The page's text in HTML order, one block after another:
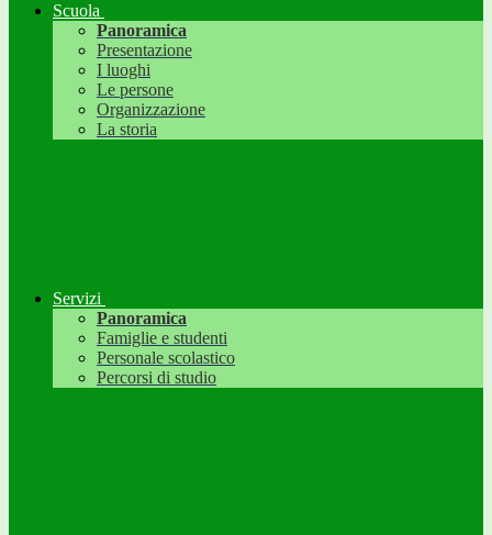
Scuola
Panoramica
Presentazione
I luoghi
Le persone
Organizzazione
La storia
Servizi
Panoramica
Famiglie e studenti
Personale scolastico
Percorsi di studio